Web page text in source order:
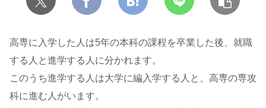
高専に入学した人は5年の本科の課程を卒業した後、就職
する人と進学する人に分かれます。
このうち進学する人は大学に編入学する人と、高専の専攻
科に進む人がいます。